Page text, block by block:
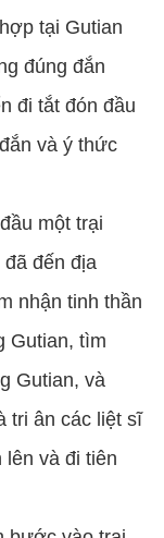
tại Gutian
đúng đắn
đi tắt đón đầu
và ý thức
một trại
đến địa
nhận tinh thần
Gutian, tìm
Gutian, và
tri ân các liệt sĩ
lên và đi tiên